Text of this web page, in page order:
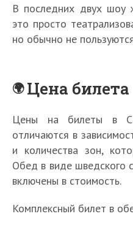
В последних двух шоу
это просто
но обычно не
Цена билета
Цены на билеты в
отличаются в
и количества зон,
Обед в виде шведского
включены в стоимость.
Комплексный билет в